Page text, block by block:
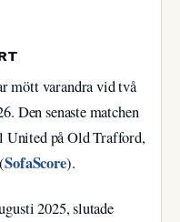
mött varandra vid två
Den senaste matchen
United på Old Trafford,
SofaScore).
2025, slutade